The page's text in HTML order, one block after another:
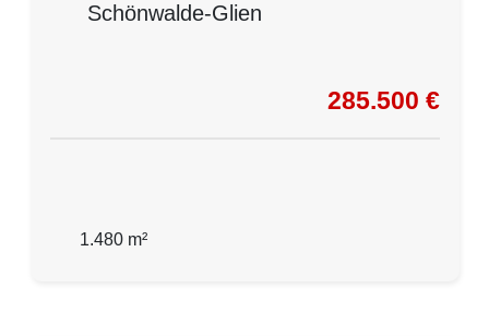
Schönwalde-Glien
285.500 €
1.480 m²